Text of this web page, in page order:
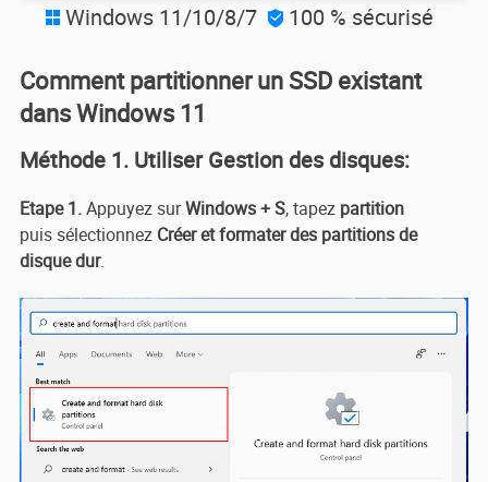
 Windows 11/10/8/7  100 % sécurisé
Comment partitionner un SSD existant
dans Windows 11
Méthode 1. Utiliser Gestion des disques:
Etape 1.Appuyez surWindows + S, tapez partition
puis sélectionnez Créer et formater des partitions de
disque dur.